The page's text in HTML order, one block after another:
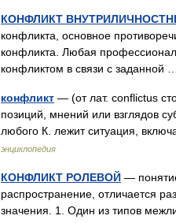
КОНФЛИКТ
конфликта, основное
конфликта. Любая
конфликтом в связи с заданной
конфликт — (от лат. conflictus
позиций, мнений или взглядов
любого К. лежит ситуация,
энциклопедия
КОНФЛИКТ РОЛЕВОЙ —
распространение, отличается
значения. 1. Один из типов